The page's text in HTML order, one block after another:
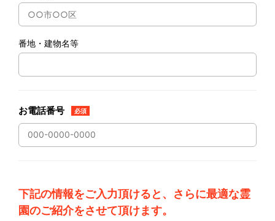
番地・建物名等
お電話番号 必須
下記の情報をご入力頂けると、さらに最適な霊
園のご紹介をさせて頂けます。